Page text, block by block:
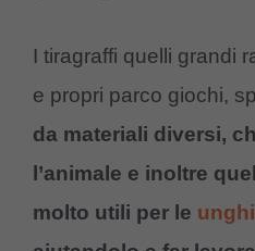
I tiragraffi quelli grandi
e propri parco giochi,
da materiali diversi,
l’animale e inoltre
molto utili per le